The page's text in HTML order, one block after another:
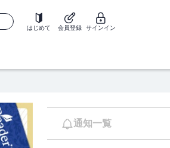
はじめて 会員登録 サインイン
通知一覧